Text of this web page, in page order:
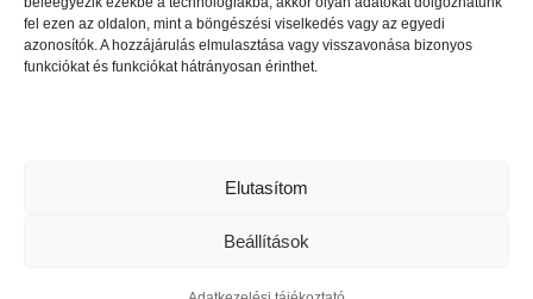
fel ezen az oldalon, mint a böngészési viselkedés vagy az egyedi
azonosítók. A hozzájárulás elmulasztása vagy visszavonása bizonyos
funkciókat és funkciókat hátrányosan érinthet.
Elutasítom
Beállítások
Telki Közéleti Klub Egyesület | 13-02-0008690 |